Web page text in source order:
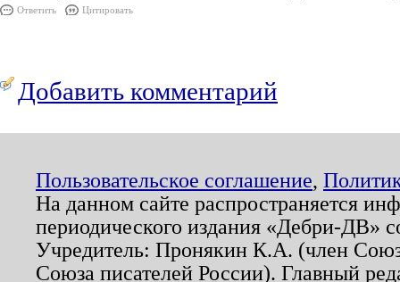
Ответить Цитировать
Добавить комментарий
Пользовательское соглашение,
На данном сайте распространяется
периодического издания «Дебри-ДВ»
Учредитель: Пронякин К.А. (член
Союза писателей России). Главный